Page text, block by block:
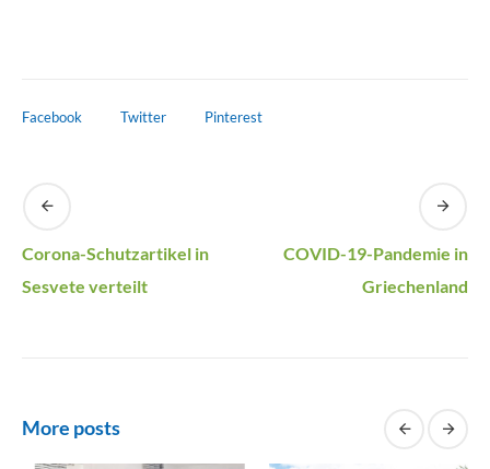
Facebook Twitter Pinterest
Corona-Schutzartikel in
Sesvete verteilt
COVID-19-Pandemie in
Griechenland
More posts